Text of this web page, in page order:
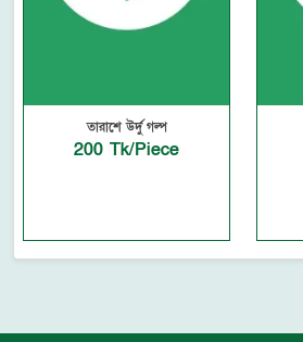
তারাশে উর্দু গল্প
200 Tk/Piece